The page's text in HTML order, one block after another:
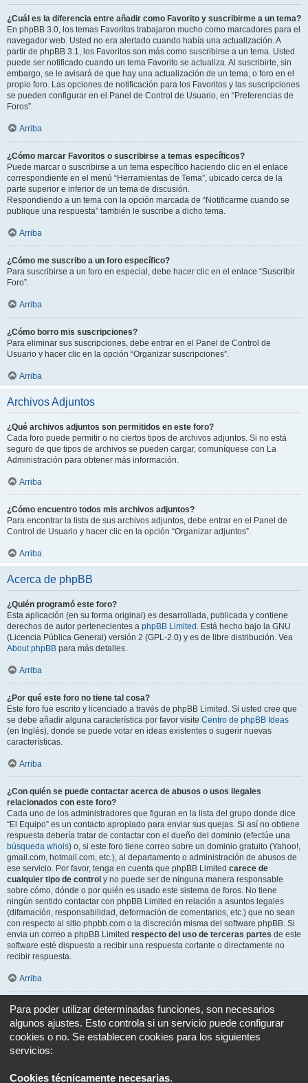
¿Cuál es la diferencia entre añadir como Favorito y suscribirme a un tema?
En phpBB 3.0, los temas Favoritos trabajaron mucho como marcadores para el
navegador web. Usted no era alertado cuando había una actualización. A
partir de phpBB 3.1, los Favoritos son más como suscribirse a un tema. Usted
puede ser notificado cuando un tema Favorito se actualiza. Al suscribirte, sin
embargo, se le avisará de que hay una actualización de un tema, o foro en el
propio foro. Las opciones de notificación para los Favoritos y las suscripciones
se pueden configurar en el Panel de Control de Usuario, en “Preferencias de
Foros”.
Arriba
¿Cómo marcar Favoritos o suscribirse a temas específicos?
Puede marcar o suscribirse a un tema específico haciendo clic en el enlace
correspondiente en el menú “Herramientas de Tema”, ubicado cerca de la
parte superior e inferior de un tema de discusión.
Respondiendo a un tema con la opción marcada de “Notificarme cuando se
publique una respuesta” también le suscribe a dicho tema.
Arriba
¿Cómo me suscribo a un foro específico?
Para suscribirse a un foro en especial, debe hacer clic en el enlace “Suscribir
Foro”.
Arriba
¿Cómo borro mis suscripciones?
Para eliminar sus suscripciones, debe entrar en el Panel de Control de
Usuario y hacer clic en la opción “Organizar suscripciones”.
Arriba
Archivos Adjuntos
¿Qué archivos adjuntos son permitidos en este foro?
Cada foro puede permitir o no ciertos tipos de archivos adjuntos. Si no está
seguro de que tipos de archivos se pueden cargar, comuníquese con La
Administración para obtener más información.
Arriba
¿Cómo encuentro todos mis archivos adjuntos?
Para encontrar la lista de sus archivos adjuntos, debe entrar en el Panel de
Control de Usuario y hacer clic en la opción “Organizar adjuntos”.
Arriba
Acerca de phpBB
¿Quién programó este foro?
Esta aplicación (en su forma original) es desarrollada, publicada y contiene
derechos de autor pertenecientes a phpBB Limited . Está hecho bajo la GNU
(Licencia Pública General) versión 2 (GPL-2.0) y es de libre distribución. Vea
About phpBB para más detalles.
Arriba
¿Por qué este foro no tiene tal cosa?
Este foro fue escrito y licenciado a través de phpBB Limited. Si usted cree que
se debe añadir alguna característica por favor visite Centro de phpBB Ideas
(en Inglés), donde se puede votar en ideas existentes o sugerir nuevas
características.
Arriba
¿Con quién se puede contactar acerca de abusos o usos ilegales
relacionados con este foro?
Cada uno de los administradores que figuran en la lista del grupo donde dice
“El Equipo” es un contacto apropiado para enviar sus quejas. Si así no obtiene
respuesta debería tratar de contactar con el dueño del dominio (efectúe una
búsqueda whois) o, si este foro tiene correo sobre un dominio gratuito (Yahoo!,
gmail.com, hotmail.com, etc.), al departamento o administración de abusos de
ese servicio. Por favor, tenga en cuenta que phpBB Limited carece de
cualquier tipo de control y no puede ser de ninguna manera responsable
sobre cómo, dónde o por quién es usado este sistema de foros. No tiene
ningún sentido contactar con phpBB Limited en relación a asuntos legales
(difamación, responsabilidad, deformación de comentarios, etc.) que no sean
con respecto al sitio phpbb.com o la discreción misma del software phpBB. Si
envia un correo a phpBB Limited respecto del uso de terceras partes de este
software esté dispuesto a recibir una respuesta cortante o directamente no
recibir respuesta.
Arriba
¿Cómo puedo ponerme en contacto con un Administrador?
Todos los usuarios del foro pueden usar el formulario “Contáctenos”, si está
opción ha sido habilitada por el Administrador del foro.
Los miembros del foro también pueden usar el enlace “El equipo”.
Para poder utilizar determinadas funciones, son necesarios
algunos ajustes. Esto controla si un servicio puede configurar
cookies o no. Se establecen cookies para los siguientes
servicios:
Cookies técnicamente necesarias.